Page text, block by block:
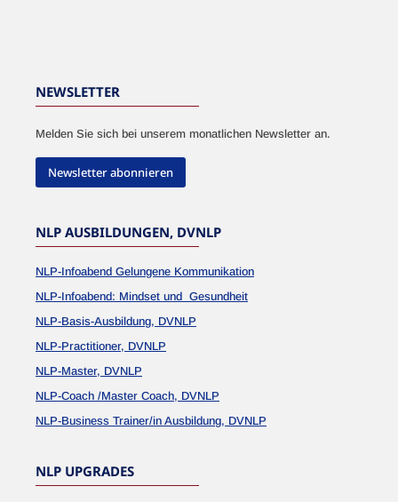
NEWSLETTER
Melden Sie sich bei unserem monatlichen Newsletter an.
Newsletter abonnieren
NLP AUSBILDUNGEN, DVNLP
NLP-Infoabend Gelungene Kommunikation
NLP-Infoabend: Mindset und Gesundheit
NLP-Basis-Ausbildung, DVNLP
NLP-Practitioner, DVNLP
NLP-Master, DVNLP
NLP-Coach /Master Coach, DVNLP
NLP-Business Trainer/in Ausbildung, DVNLP
NLP UPGRADES